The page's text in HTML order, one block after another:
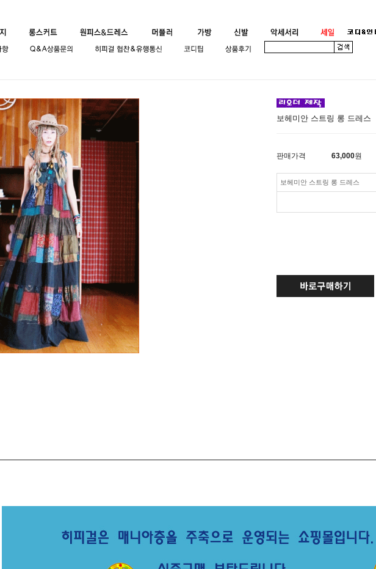
보헤미안 스트링 롱 드레스
판매가격 63,000원
보헤미안 스트링 롱 드레스